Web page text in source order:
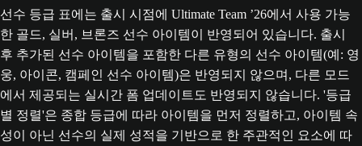
선수 등급 표에는 출시 시점에 Ultimate Team ’26에서 사용 가능
한 골드, 실버, 브론즈 선수 아이템이 반영되어 있습니다. 출시
후 추가된 선수 아이템을 포함한 다른 유형의 선수 아이템(예: 영
웅, 아이콘, 캠페인 선수 아이템)은 반영되지 않으며, 다른 모드
에서 제공되는 실시간 폼 업데이트도 반영되지 않습니다. '등급
별 정렬'은 종합 등급에 따라 아이템을 먼저 정렬하고, 아이템 속
성이 아닌 선수의 실제 성적을 기반으로 한 주관적인 요소에 따